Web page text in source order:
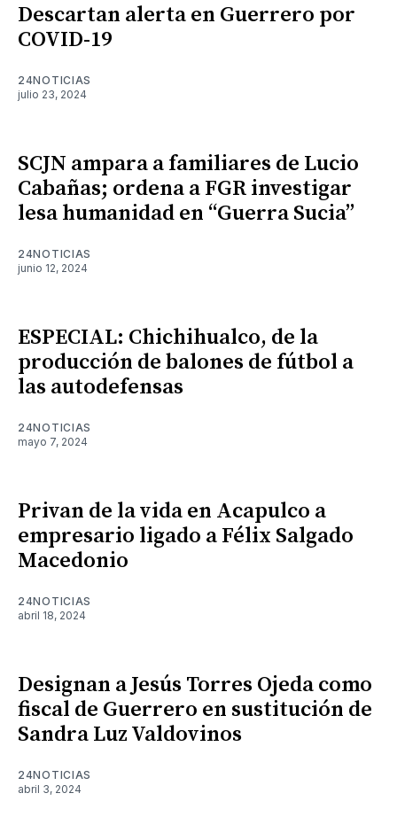
Descartan alerta en Guerrero por
COVID-19
24NOTICIAS
julio 23, 2024
SCJN ampara a familiares de Lucio
Cabañas; ordena a FGR investigar
lesa humanidad en “Guerra Sucia”
24NOTICIAS
junio 12, 2024
ESPECIAL: Chichihualco, de la
producción de balones de fútbol a
las autodefensas
24NOTICIAS
mayo 7, 2024
Privan de la vida en Acapulco a
empresario ligado a Félix Salgado
Macedonio
24NOTICIAS
abril 18, 2024
Designan a Jesús Torres Ojeda como
fiscal de Guerrero en sustitución de
Sandra Luz Valdovinos
24NOTICIAS
abril 3, 2024